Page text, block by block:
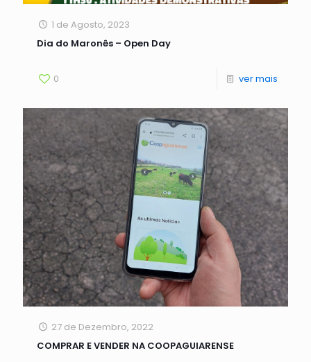
1 de Agosto, 2023
Dia do Maronês – Open Day
0 ver mais
27 de Dezembro, 2022
COMPRAR E VENDER NA COOPAGUIARENSE